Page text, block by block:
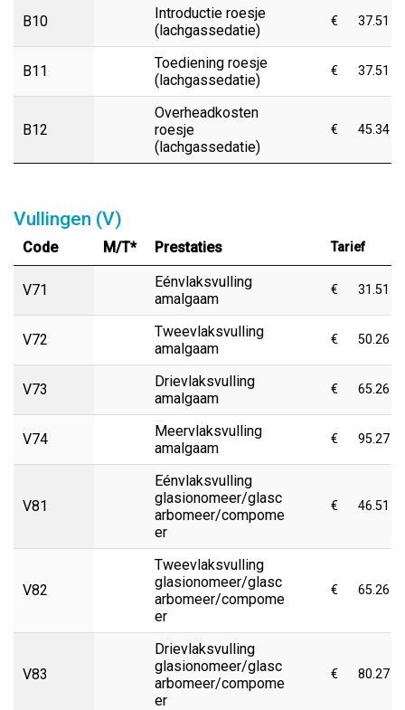
B10
Introductie roesje
(lachgassedatie)
€ 37.51
B11
Toediening roesje
(lachgassedatie)
€ 37.51
B12
Overheadkosten
roesje
(lachgassedatie)
€ 45.34
Vullingen (V)
Code M/T* Prestaties Tarief
V71
Eénvlaksvulling
amalgaam
€ 31.51
V72
Tweevlaksvulling
amalgaam
€ 50.26
V73
Drievlaksvulling
amalgaam
€ 65.26
V74
Meervlaksvulling
amalgaam
€ 95.27
V81
Eénvlaksvulling
glasionomeer/glasc
arbomeer/compome
er
€ 46.51
V82
Tweevlaksvulling
glasionomeer/glasc
arbomeer/compome
er
€ 65.26
V83
Drievlaksvulling
glasionomeer/glasc
arbomeer/compome
er
€ 80.27